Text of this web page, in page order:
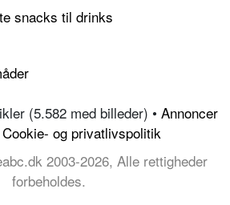
snacks til drinks
(5.582 med billeder) • Annoncer
Cookie- og privatlivspolitik
2003-2026, Alle rettigheder
forbeholdes.